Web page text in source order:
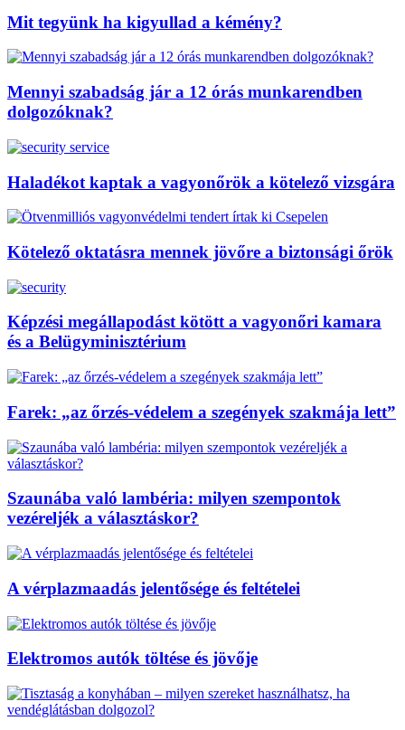
Mit tegyünk ha kigyullad a kémény?
Mennyi szabadság jár a 12 órás munkarendben
dolgozóknak?
Haladékot kaptak a vagyonőrök a kötelező vizsgára
Kötelező oktatásra mennek jövőre a biztonsági őrök
Képzési megállapodást kötött a vagyonőri kamara
és a Belügyminisztérium
Farek: „az őrzés-védelem a szegények szakmája lett”
Szaunába való lambéria: milyen szempontok
vezéreljék a választáskor?
A vérplazmaadás jelentősége és feltételei
Elektromos autók töltése és jövője